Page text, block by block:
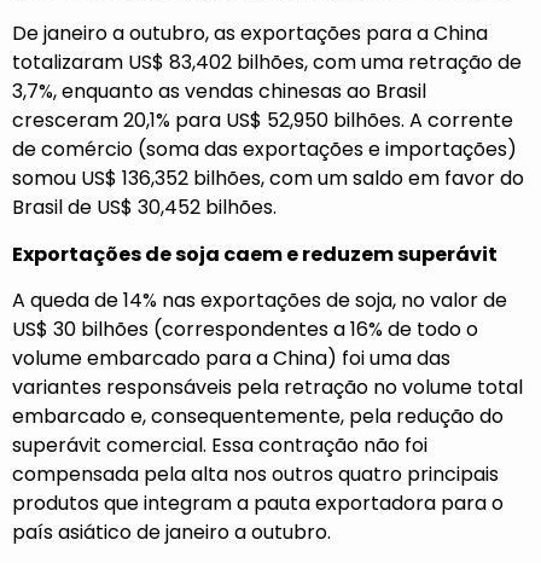
De janeiro a outubro, as exportações para a China
totalizaram US$ 83,402 bilhões, com uma retração de
3,7%, enquanto as vendas chinesas ao Brasil
cresceram 20,1% para US$ 52,950 bilhões. A corrente
de comércio (soma das exportações e importações)
somou US$ 136,352 bilhões, com um saldo em favor do
Brasil de US$ 30,452 bilhões.
Exportações de soja caem e reduzem superávit
A queda de 14% nas exportações de soja, no valor de
US$ 30 bilhões (correspondentes a 16% de todo o
volume embarcado para a China) foi uma das
variantes responsáveis pela retração no volume total
embarcado e, consequentemente, pela redução do
superávit comercial. Essa contração não foi
compensada pela alta nos outros quatro principais
produtos que integram a pauta exportadora para o
país asiático de janeiro a outubro.